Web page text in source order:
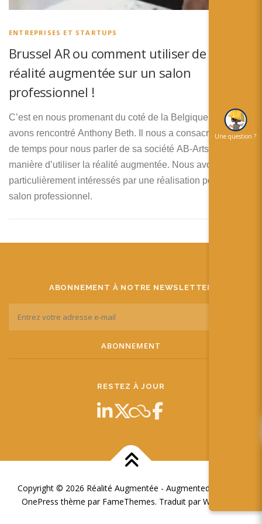
Español
ENTREPRISES ET STARTUPS
Brussel AR ou comment utiliser de la
réalité augmentée sur un salon
professionnel !
C’est en nous promenant du coté de la Belgique que nous
avons rencontré Anthony Beth. Il nous a consacré un peu
de temps pour nous parler de sa société AB-Arts et de sa
manière d’utiliser la réalité augmentée. Nous avons été
particulièrement intéressés par une réalisation pour un
salon professionnel.
ABONNEMENT À NOTRE NEWSLETTER
RESTEZ À JOUR
Copyright © 2026 Réalité Augmentée - Augmented Reality
OnePress thème par FameThemes. Traduit par Wp Trads.
Une question ?